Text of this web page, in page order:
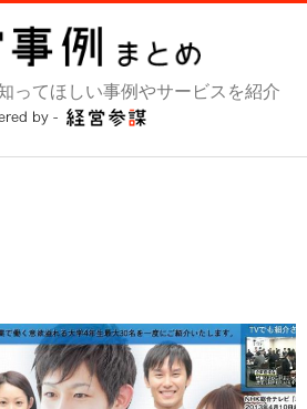
ってほしい事例やサービスを紹介